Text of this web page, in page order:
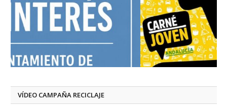
VÍDEO CAMPAÑA RECICLAJE